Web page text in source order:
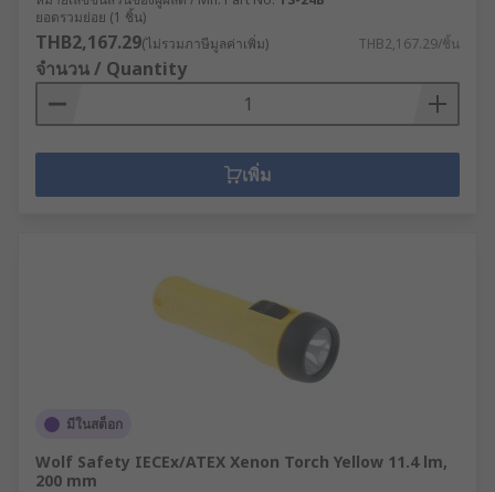
ยอดรวมย่อย (1 ชิ้น)
THB2,167.29(ไม่รวมภาษีมูลค่าเพิ่ม) THB2,167.29/ชิ้น
จำนวน / Quantity
เพิ่ม
มีในสต็อก
Wolf Safety IECEx/ATEX Xenon Torch Yellow 11.4 lm,
200 mm